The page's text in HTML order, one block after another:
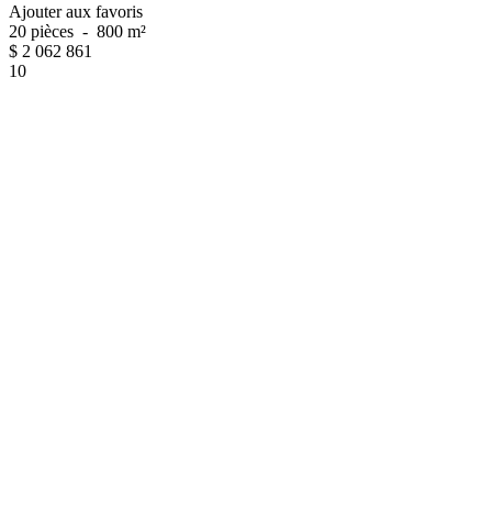
Ajouter aux favoris
20 pièces - 800 m²
$ 2 062 861
10